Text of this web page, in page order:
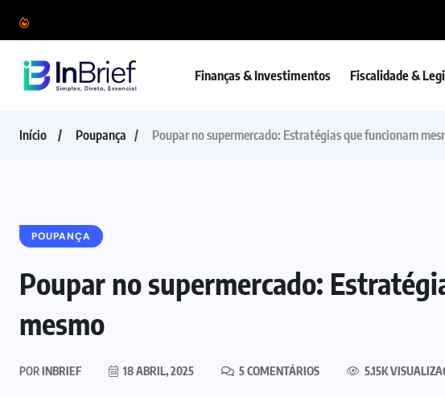
Finanças & Investimentos Fiscalidade &
Início Poupança Poupar no supermercado: Estratégias que funcionam
POUPANÇA
Poupar no supermercado:
mesmo
PORINBRIEF 18 ABRIL, 2025 5 COMENTÁRIOS 5.15K